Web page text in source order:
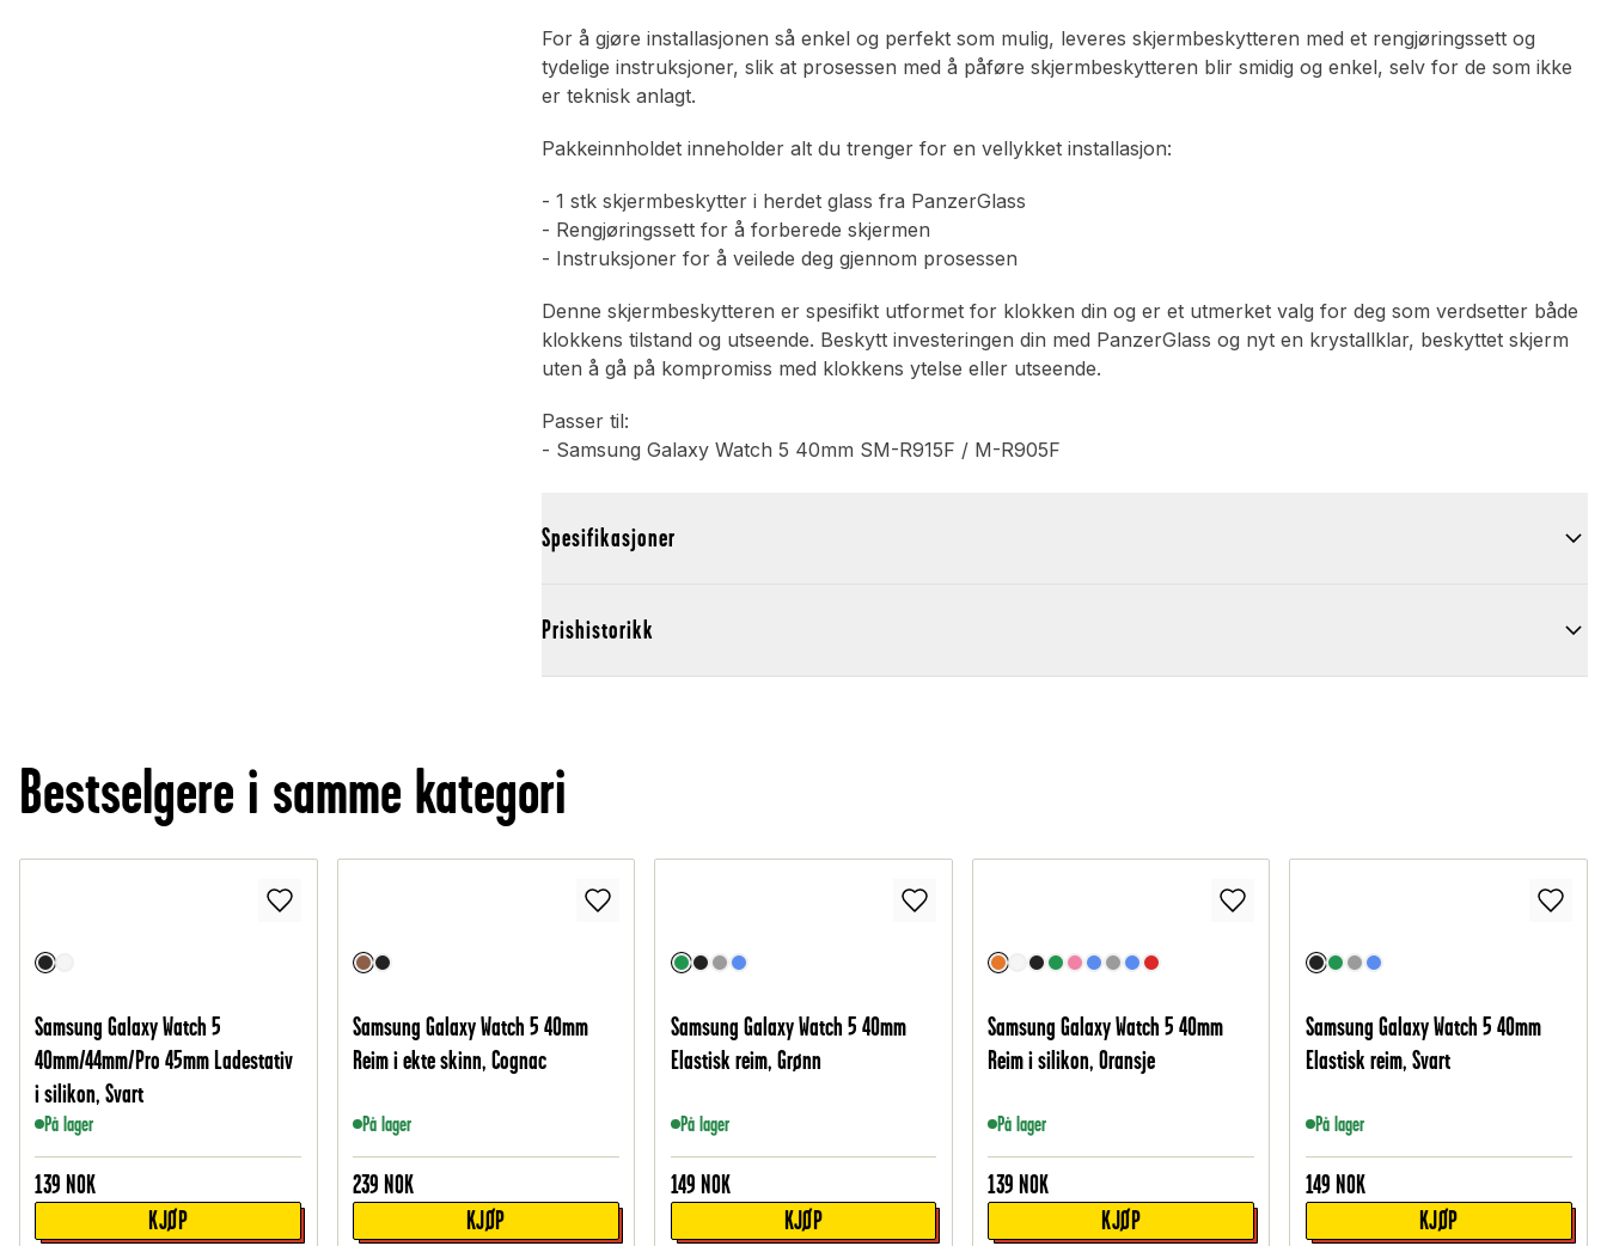
For å gjøre installasjonen så enkel og perfekt som mulig, leveres skjermbeskytteren med et rengjøringssett og
tydelige instruksjoner, slik at prosessen med å påføre skjermbeskytteren blir smidig og enkel, selv for de som ikke
er teknisk anlagt.
Pakkeinnholdet inneholder alt du trenger for en vellykket installasjon:
- 1 stk skjermbeskytter i herdet glass fra PanzerGlass
- Rengjøringssett for å forberede skjermen
- Instruksjoner for å veilede deg gjennom prosessen
Denne skjermbeskytteren er spesifikt utformet for klokken din og er et utmerket valg for deg som verdsetter både
klokkens tilstand og utseende. Beskytt investeringen din med PanzerGlass og nyt en krystallklar, beskyttet skjerm
uten å gå på kompromiss med klokkens ytelse eller utseende.
Passer til:
- Samsung Galaxy Watch 5 40mm SM-R915F / M-R905F
Spesifikasjoner
Prishistorikk
Bestselgere i samme kategori
Samsung Galaxy Watch 5
40mm/44mm/Pro 45mm Ladestativ
i silikon, Svart
På lager
139 NOK
KJØP
Samsung Galaxy Watch 5 40mm
Reim i ekte skinn, Cognac
På lager
239 NOK
KJØP
Samsung Galaxy Watch 5 40mm
Elastisk reim, Grønn
På lager
149 NOK
KJØP
Samsung Galaxy Watch 5 40mm
Reim i silikon, Oransje
På lager
139 NOK
KJØP
Samsung Galaxy Watch 5 40mm
Elastisk reim, Svart
På lager
149 NOK
KJØP